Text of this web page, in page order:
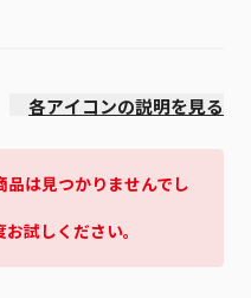
各アイコンの説明を見る
品は見つかりませんでし
試しください。